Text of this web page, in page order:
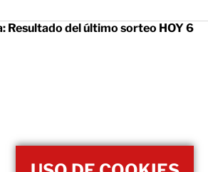
Resultado del último sorteo HOY 6